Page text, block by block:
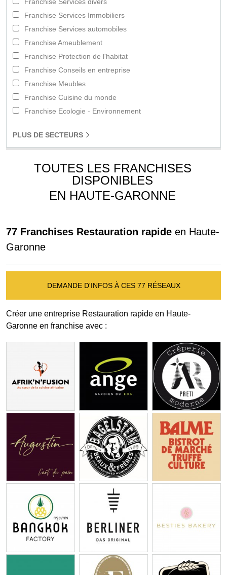
Franchise Services divers
Franchise Services Immobiliers
Franchise Services automobiles
Franchise Ameublement
Franchise Protection de l'habitat
Franchise Conseils en entreprise
Franchise Meubles
Franchise Cuisine du monde
Franchise Ecologie - Environnement
PLUS DE SECTEURS
TOUTES LES FRANCHISES
DISPONIBLES
EN HAUTE-GARONNE
77 Franchises Restauration rapide en Haute-
Garonne
DEMANDE D'INFOS À CES 77 RÉSEAUX
Créer une entreprise Restauration rapide en Haute-
Garonne en franchise avec :